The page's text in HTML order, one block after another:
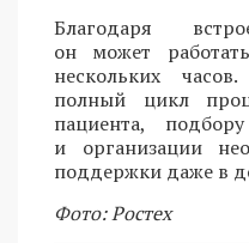
Благодаря
он может
нескольких
полный цикл
пациента,
и организации
поддержки даже в
Фото: Ростех